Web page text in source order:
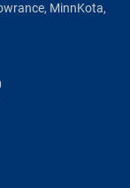
MinnKota,